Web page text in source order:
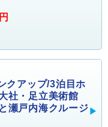
クアップ/3泊目ホ
社・足立美術館
瀬戸内海クルージ